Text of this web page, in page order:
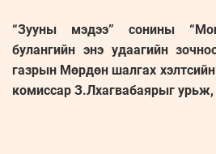
“Зууны мэдээ” сонины
булангийн энэ удаагийн
газрын Мөрдөн шалгах
комиссар З.Лхагвабаярыг